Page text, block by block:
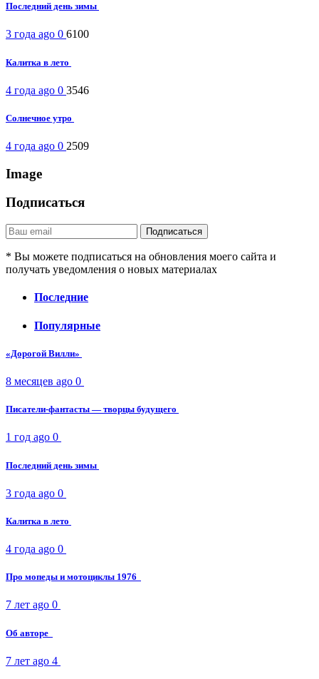
Последний день зимы
3 года ago 0 6100
Калитка в лето
4 года ago 0 3546
Солнечное утро
4 года ago 0 2509
Image
Подписаться
* Вы можете подписаться на обновления моего сайта и
получать уведомления о новых материалах
Последние
Популярные
«Дорогой Вилли»
8 месяцев ago 0
Писатели-фантасты — творцы будущего
1 год ago 0
Последний день зимы
3 года ago 0
Калитка в лето
4 года ago 0
Про мопеды и мотоциклы 1976
7 лет ago 0
Об авторе
7 лет ago 4